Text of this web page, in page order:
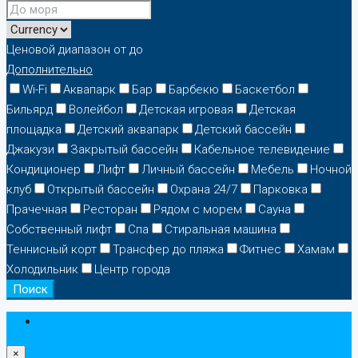
Ценовой диапазон от до
Дополнительно
Wi-Fi
Аквапарк Бар Барбекю
Баскетбол
Бильярд
Волейбол Детская игровая
Детская
площадка
Детский аквапарк
Детский бассейн
Джакузи
Закрытый бассейн
Кабельное телевидение
Кондиционер
Лифт Личный бассейн Мебель
Ночной
клуб
Открытый бассейн Охрана 24/7
Парковка
Прачечная
Ресторан Рядом с морем
Сауна
Собственный лифт
Спа
Стиральная машина
Теннисный корт
Трансфер до пляжа Фитнес
Хамам
Холодильник
Центр города
Поиск
×